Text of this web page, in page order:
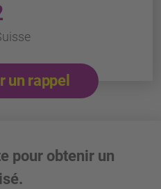
un rappel
pour obtenir un